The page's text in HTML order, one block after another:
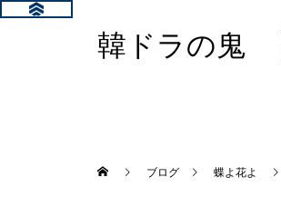
韓ドラの鬼
ブログ 蝶よ花よ